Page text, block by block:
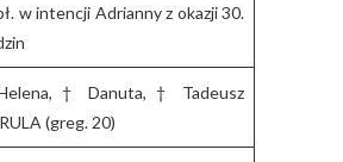
w intencji Adrianny z okazji 30.
† Danuta, † Tadeusz
(greg. 20)